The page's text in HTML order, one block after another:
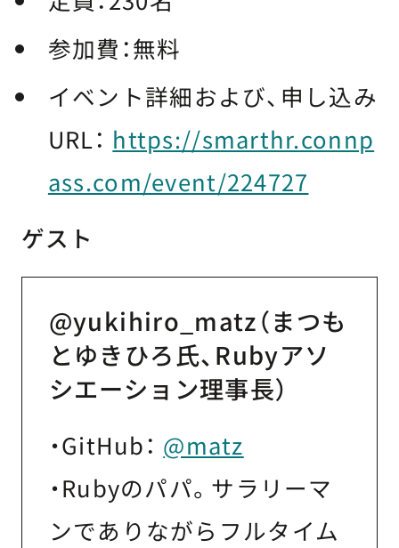
参加費：無料
イベント詳細および、申し込み
URL： https://smarthr.connp
ass.com/event/224727
ゲスト
@yukihiro_matz（まつも
とゆきひろ氏、Rubyアソ
シエーション理事長）
・GitHub： @matz
・Rubyのパパ。サラリーマ
ンでありながらフルタイム